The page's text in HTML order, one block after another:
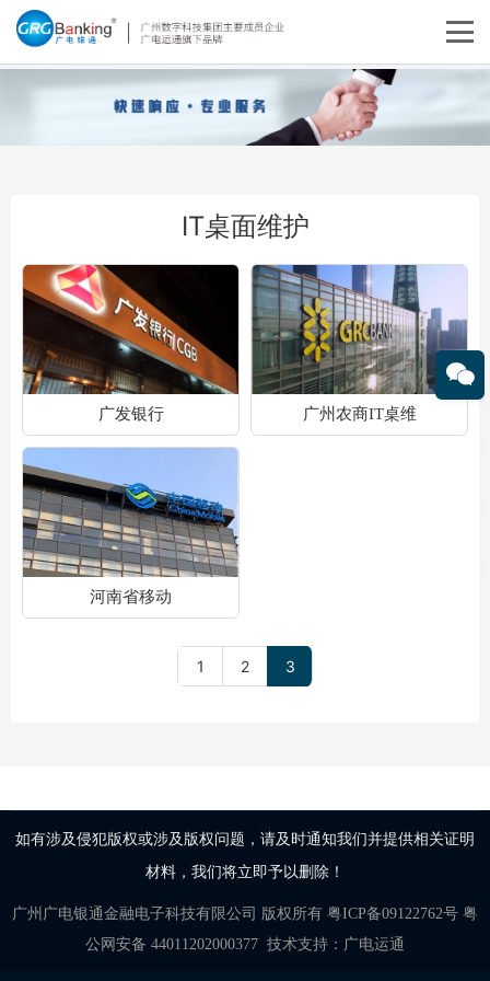
IT桌面维护
广发银行 广州农商IT桌维
河南省移动
1 2 3
如有涉及侵犯版权或涉及版权问题，请及时通知我们并提供相关证明
材料，我们将立即予以删除！
广州广电银通金融电子科技有限公司 版权所有 粤ICP备09122762号 粤
公网安备 44011202000377 技术支持： 广电运通